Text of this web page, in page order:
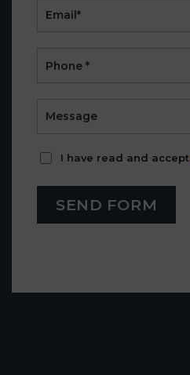
I have read and accept
SEND FORM